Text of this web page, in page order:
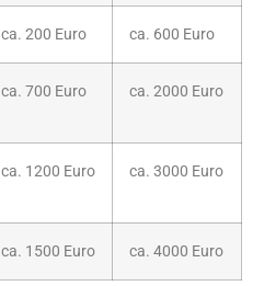
ca. 200 Euro ca. 600 Euro
ca. 700 Euro ca. 2000 Euro
ca. 1200 Euro ca. 3000 Euro
ca. 1500 Euro ca. 4000 Euro